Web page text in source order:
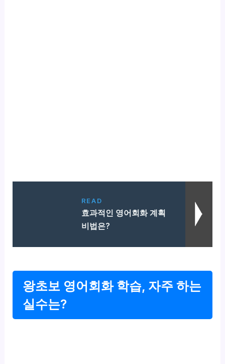
READ
효과적인 영어회화 계획
비법은?
왕초보 영어회화 학습, 자주 하는
실수는?